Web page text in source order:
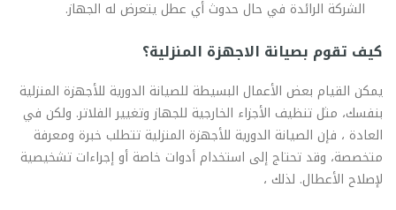
الشركة الرائدة في حال حدوث أي عطل يتعرض له الجهاز.
كيف تقوم بصيانة الاجهزة المنزلية؟
يمكن القيام بعض الأعمال البسيطة للصيانة الدورية للأجهزة المنزلية
بنفسك، مثل تنظيف الأجزاء الخارجية للجهاز وتغيير الفلاتر. ولكن في
العادة ، فإن الصيانة الدورية للأجهزة المنزلية تتطلب خبرة ومعرفة
متخصصة، وقد تحتاج إلى استخدام أدوات خاصة أو إجراءات تشخيصية
لإصلاح الأعطال. لذلك ،